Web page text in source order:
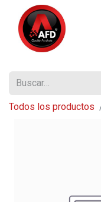
Todos los productos